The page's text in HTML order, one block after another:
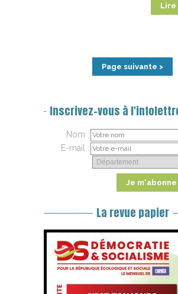
Lire
Page suivante >
Inscrivez-vous à
Nom :
E-mail :
La revue papier